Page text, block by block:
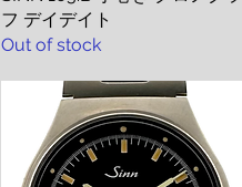
フ デイデイト
Out of stock